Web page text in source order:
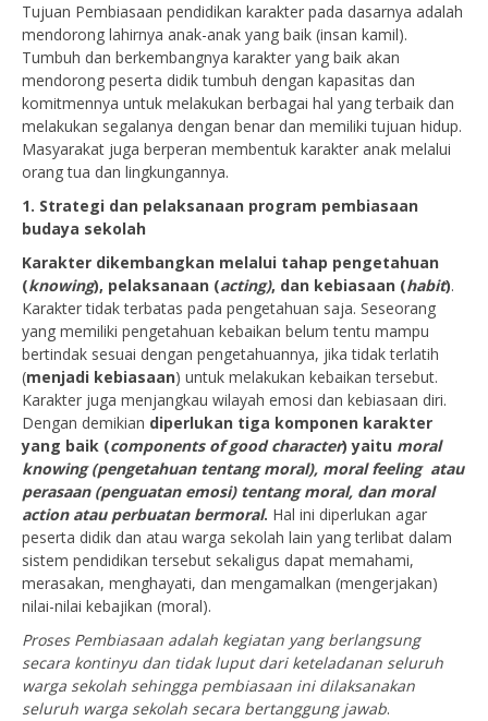
Tujuan Pembiasaan pendidikan karakter pada dasarnya adalah
mendorong lahirnya anak-anak yang baik (insan kamil).
Tumbuh dan berkembangnya karakter yang baik akan
mendorong peserta didik tumbuh dengan kapasitas dan
komitmennya untuk melakukan berbagai hal yang terbaik dan
melakukan segalanya dengan benar dan memiliki tujuan hidup.
Masyarakat juga berperan membentuk karakter anak melalui
orang tua dan lingkungannya.
1. Strategi dan pelaksanaan program pembiasaan
budaya sekolah
Karakter dikembangkan melalui tahap pengetahuan
(knowing), pelaksanaan (acting), dan kebiasaan (habit).
Karakter tidak terbatas pada pengetahuan saja. Seseorang
yang memiliki pengetahuan kebaikan belum tentu mampu
bertindak sesuai dengan pengetahuannya, jika tidak terlatih
(menjadi kebiasaan) untuk melakukan kebaikan tersebut.
Karakter juga menjangkau wilayah emosi dan kebiasaan diri.
Dengan demikian diperlukan tiga komponen karakter
yang baik (components of good character) yaitu moral
knowing (pengetahuan tentang moral), moral feeling atau
perasaan (penguatan emosi) tentang moral, dan moral
action atau perbuatan bermoral. Hal ini diperlukan agar
peserta didik dan atau warga sekolah lain yang terlibat dalam
sistem pendidikan tersebut sekaligus dapat memahami,
merasakan, menghayati, dan mengamalkan (mengerjakan)
nilai-nilai kebajikan (moral).
Proses Pembiasaan adalah kegiatan yang berlangsung
secara kontinyu dan tidak luput dari keteladanan seluruh
warga sekolah sehingga pembiasaan ini dilaksanakan
seluruh warga sekolah secara bertanggung jawab.